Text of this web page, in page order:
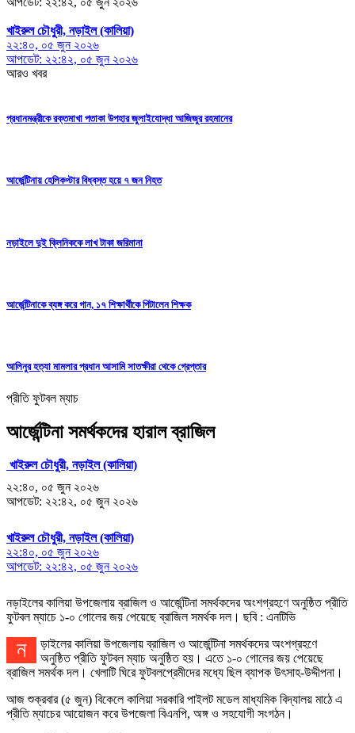
খাইরুল চৌধুরী, নড়াইল (কালিয়া)
২২:৪০, ০৫ জুন ২০২৬
আপডেট: ২২:৪২, ০৫ জুন ২০২৬
আরও খবর
প্রধানমন্ত্রীকে রক্তমাখা পতাকা উপহার জুলাইযোদ্ধা আজিজুর রহমানের
আর্জেন্টিনায় হেলিকপ্টার বিধ্বস্ত হয়ে ৭ জন নিহত
নড়াইলে দুই ক্লিনিককে লাখ টাকা জরিমানা
আর্জেন্টিনাকে ব্যঙ্গ করে গান, ১৭ শিক্ষার্থীকে পিটালেন শিক্ষক
আলিনুর হত্যা মামলার প্রধান আসামি সাতক্ষীরা থেকে গ্রেপ্তার
প্রীতি ফুটবল ম্যাচ
আর্জেন্টিনা সমর্থকদের হারাল ব্রাজিল
খাইরুল চৌধুরী, নড়াইল (কালিয়া)
২২:৪০, ০৫ জুন ২০২৬
আপডেট: ২২:৪২, ০৫ জুন ২০২৬
খাইরুল চৌধুরী, নড়াইল (কালিয়া)
২২:৪০, ০৫ জুন ২০২৬
আপডেট: ২২:৪২, ০৫ জুন ২০২৬
নড়াইলের কালিয়া উপজেলায় ব্রাজিল ও আর্জেন্টিনা সমর্থকদের অংশগ্রহণে অনুষ্ঠিত প্রীতি
ফুটবল ম্যাচে ১-০ গোলের জয় পেয়েছে ব্রাজিল সমর্থক দল। ছবি : এনটিভি
নড়াইলের কালিয়া উপজেলায় ব্রাজিল ও আর্জেন্টিনা সমর্থকদের অংশগ্রহণে
অনুষ্ঠিত প্রীতি ফুটবল ম্যাচ অনুষ্ঠিত হয়। এতে ১-০ গোলের জয় পেয়েছে
ব্রাজিল সমর্থক দল। খেলাটি ঘিরে ফুটবলপ্রেমীদের মধ্যে ছিল ব্যাপক উৎসাহ-উদ্দীপনা।
আজ শুক্রবার (৫ জুন) বিকেলে কালিয়া সরকারি পাইলট মডেল মাধ্যমিক বিদ্যালয় মাঠে এ
প্রীতি ম্যাচের আয়োজন করে উপজেলা বিএনপি, অঙ্গ ও সহযোগী সংগঠন।